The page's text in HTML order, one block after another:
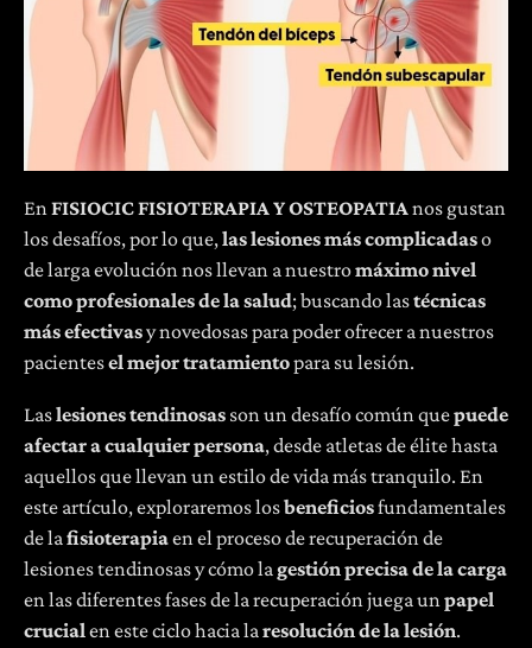
EnFISIOCIC FISIOTERAPIA Y OSTEOPATIAnos gustan
los desafíos, por lo que,las lesiones más complicadaso
de larga evolución nos llevan a nuestromáximo nivel
como profesionales de la salud; buscando lastécnicas
más efectivasy novedosas para poder ofrecer a nuestros
pacientesel mejor tratamientopara su lesión.
Laslesiones tendinosas son un desafío común quepuede
afectar a cualquier persona, desde atletas de élite hasta
aquellos que llevan un estilo de vida más tranquilo. En
este artículo, exploraremos losbeneficiosfundamentales
de lafisioterapiaen el proceso de recuperación de
lesiones tendinosas y cómo lagestión precisa de la carga
en las diferentes fases de la recuperación juega unpapel
crucialen este ciclo hacia laresolución de la lesión.